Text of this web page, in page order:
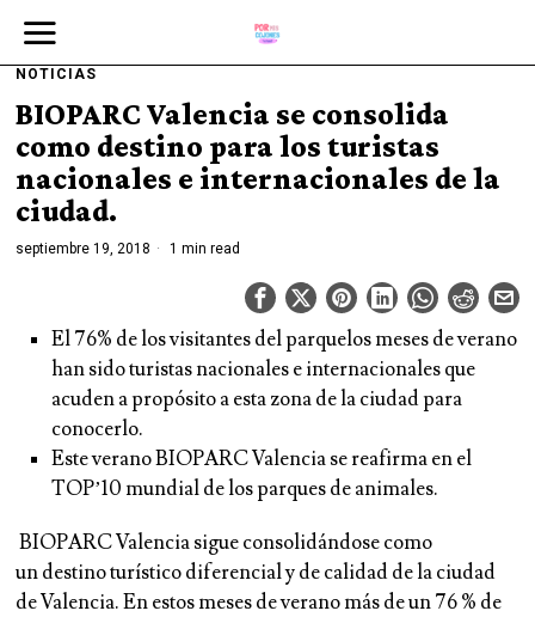
NOTICIAS
BIOPARC Valencia se consolida
como destino para los turistas
nacionales e internacionales de la
ciudad.
septiembre 19, 2018 1 min read
El 76% de los visitantes del parquelos meses de verano
han sido turistas nacionales e internacionales que
acuden a propósito a esta zona de la ciudad para
conocerlo.
Este verano BIOPARC Valencia se reafirma en el
TOP’10 mundial de los parques de animales.
BIOPARC Valencia sigue consolidándose como
undestino turístico diferencial y de calidad de la ciudad
de Valencia.En estos meses de verano más deun 76 % de